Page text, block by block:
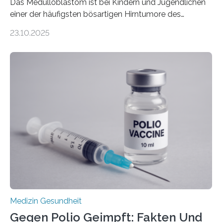
Das Medulloblastom ist bei Kindern und Jugendlichen
einer der häufigsten bösartigen Hirntumore des
Betroffenen können mit heutigen Methoden geheilt
Dringend benötigt werden zielgerichtete Therapien, die
nur Tumorschwachstellen angreifen und normales
Gewebe verschonen. Forschende um Daniel Merk vom
Hertie-Institut für klinische Hirnforschung am
Universitätsklinikum Tübingen haben eine solche
Schwachstelle im Erbgut einer Untergruppe des
Medulloblastoms gefunden. Die Wilhelm Sander-
Stiftung unterstützte das Projekt…
23.10.2025
Medizin Gesundheit
Gegen Polio Geimpft: Fakten Und